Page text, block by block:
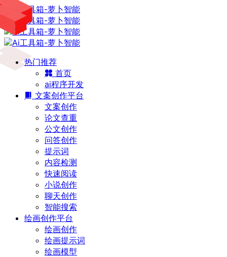
热门推荐
首页
ai程序开发
文案创作平台
文案创作
论文查重
公文创作
问答创作
提示词
内容检测
快速阅读
小说创作
聊天创作
智能搜索
绘画创作平台
绘画创作
绘画提示词
绘画模型